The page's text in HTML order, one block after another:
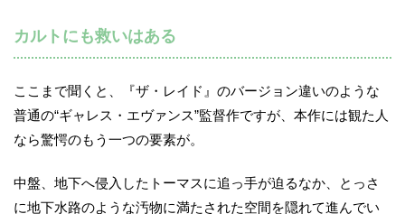
カルトにも救いはある
ここまで聞くと、『ザ・レイド』のバージョン違いのような
普通の“ギャレス・エヴァンス”監督作ですが、本作には観た人
なら驚愕のもう一つの要素が。
中盤、地下へ侵入したトーマスに追っ手が迫るなか、とっさ
に地下水路のような汚物に満たされた空間を隠れて進んでい